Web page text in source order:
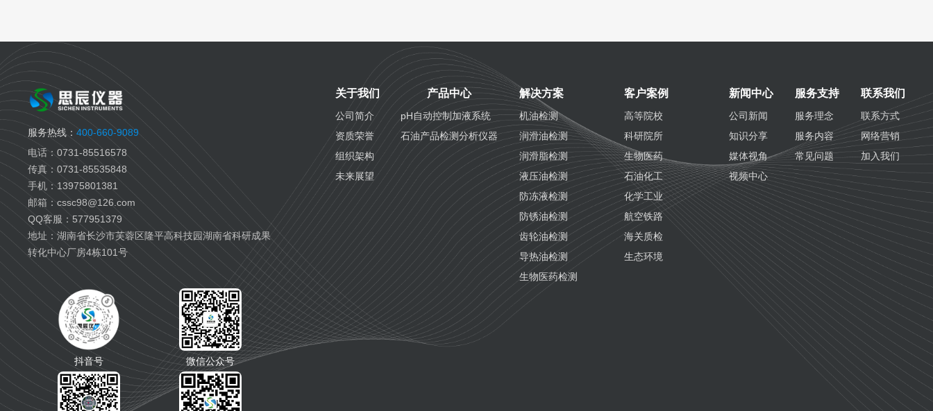
关于我们
公司简介
资质荣誉
组织架构
未来展望
产品中心
pH自动控制加液系统
石油产品检测分析仪器
解决方案
机油检测
润滑油检测
润滑脂检测
液压油检测
防冻液检测
防锈油检测
齿轮油检测
导热油检测
生物医药检测
客户案例
高等院校
科研院所
生物医药
石油化工
化学工业
航空铁路
海关质检
生态环境
新闻中心
公司新闻
知识分享
媒体视角
视频中心
服务支持
服务理念
服务内容
常见问题
联系我们
联系方式
网络营销
加入我们
服务热线：400-660-9089
电话：0731-85516578
传真：0731-85535848
手机：13975801381
邮箱：cssc98@126.com
QQ客服：577951379
地址：湖南省长沙市芙蓉区隆平高科技园湖南省科研成果
转化中心厂房4栋101号
抖音号 微信公众号